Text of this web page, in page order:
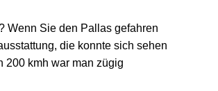
Wenn Sie den Pallas gefahren
die konnte sich sehen
200 kmh war man zügig